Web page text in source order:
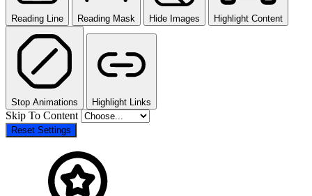
Reading Line Reading Mask Hide Images Highlight Content
Stop Animations Highlight Links
Skip To Content
Reset Settings